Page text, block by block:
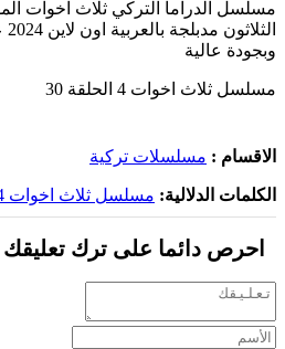
وبجودة عالية
مسلسل ثلاث اخوات 4 الحلقة 30
الاقسام : مسلسلات تركية
الكلمات الدلالية: مسلسل ثلاث اخوات 4
احرص دائما على ترك تعليقك